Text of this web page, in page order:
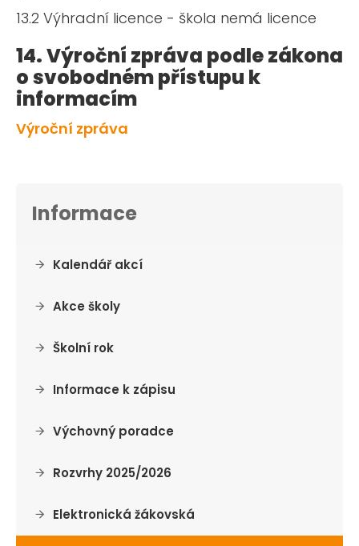
13.2 Výhradní licence - škola nemá licence
14. Výroční zpráva podle zákona
o svobodném přístupu k
informacím
Výroční zpráva
Informace
Kalendář akcí
Akce školy
Školní rok
Informace k zápisu
Výchovný poradce
Rozvrhy 2025/2026
Elektronická žákovská